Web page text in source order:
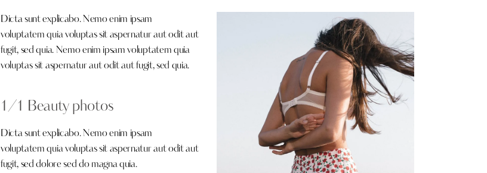
Dicta sunt explicabo. Nemo enim ipsam
voluptatem quia voluptas sit aspernatur aut odit aut
fugit, sed quia. Nemo enim ipsam voluptatem quia
voluptas sit aspernatur aut odit aut fugit, sed quia.
1/1 Beauty photos
Dicta sunt explicabo. Nemo enim ipsam
voluptatem quia voluptas sit aspernatur aut odit aut
fugit, sed dolore sed do magna quia.